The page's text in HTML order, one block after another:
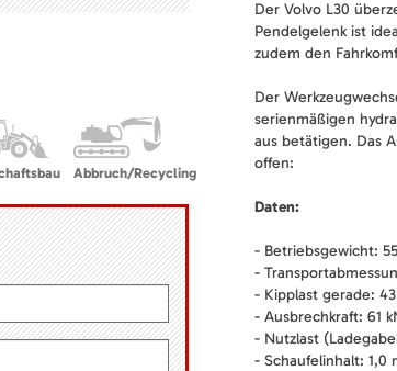
Abbruch/Recycling
Der Volvo L30
Pendelgelenk ist
zudem den
Der
serienmäßigen
aus betätigen. Das
offen:
Daten:
- Betriebsgewicht:
-
- Kipplast gerade:
- Ausbrechkraft: 61
- Nutzlast
- Schaufelinhalt: 1,0